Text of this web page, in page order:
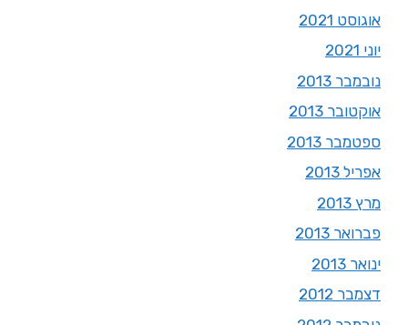
אוגוסט 2021
יוני 2021
נובמבר 2013
אוקטובר 2013
ספטמבר 2013
אפריל 2013
מרץ 2013
פברואר 2013
ינואר 2013
דצמבר 2012